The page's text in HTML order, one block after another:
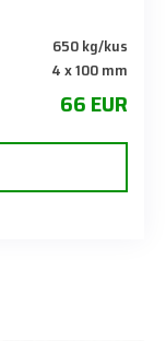
650 kg/kus
4 x 100 mm
66 EUR